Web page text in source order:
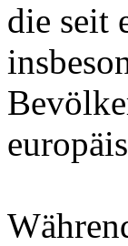
die seit